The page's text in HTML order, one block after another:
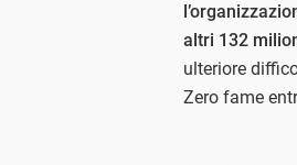
altri 132
ulteriore
Zero fame